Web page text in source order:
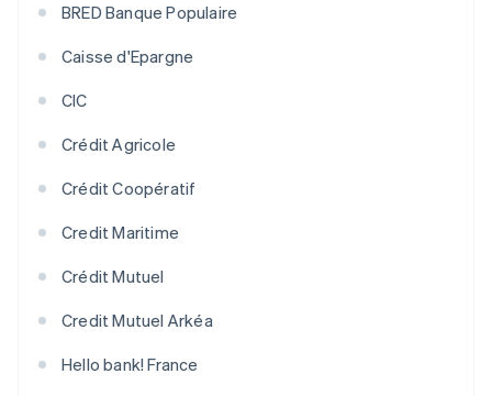
BRED Banque Populaire
Caisse d'Epargne
CIC
Crédit Agricole
Crédit Coopératif
Credit Maritime
Crédit Mutuel
Credit Mutuel Arkéa
Hello bank! France